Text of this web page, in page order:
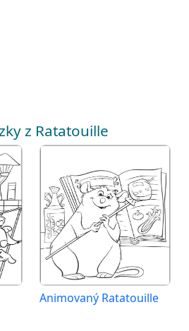
z Ratatouille
Animovaný Ratatouille